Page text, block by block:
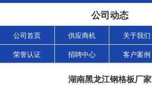
公司动态
公司首页 供应商机 关于我们
荣誉认证 招聘中心 客户案例
湖南黑龙江钢格板厂家